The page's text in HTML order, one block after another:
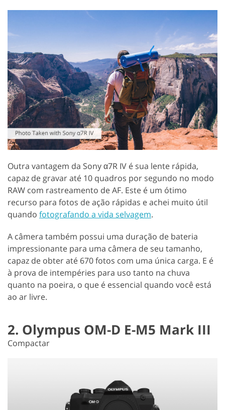
Outra vantagem da Sony α7R IV é sua lente rápida,
capaz de gravar até 10 quadros por segundo no modo
RAW com rastreamento de AF. Este é um ótimo
recurso para fotos de ação rápidas e achei muito útil
quando fotografando a vida selvagem.
A câmera também possui uma duração de bateria
impressionante para uma câmera de seu tamanho,
capaz de obter até 670 fotos com uma única carga. E é
à prova de intempéries para uso tanto na chuva
quanto na poeira, o que é essencial quando você está
ao ar livre.
2. Olympus OM-D E-M5 Mark III
Compactar